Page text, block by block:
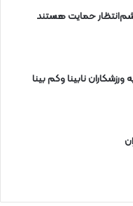
حمایت هستند
نابینا وکم بینا